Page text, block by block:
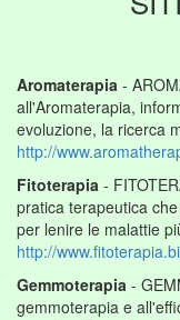
Aromaterapia -
all'Aromaterapia,
evoluzione, la ricerca
http://
Fitoterapia -
pratica terapeutica
per lenire le malattie
http://
Gemmoterapia -
gemmoterapia e